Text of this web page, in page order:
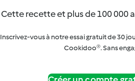
Cette recette et plus de 100 000
Inscrivez-vous à notre essai gratuit de 30
Cookidoo®. Sans